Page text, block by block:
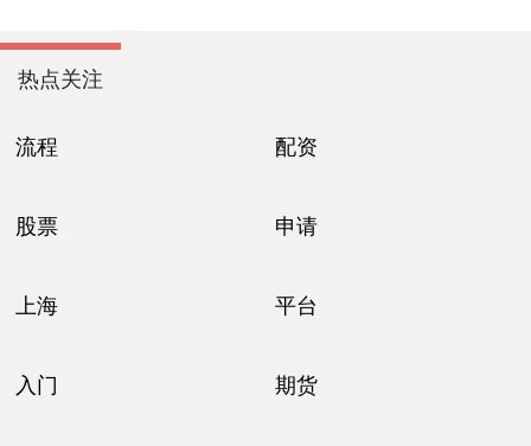
热点关注
流程 配资
股票 申请
上海 平台
入门 期货